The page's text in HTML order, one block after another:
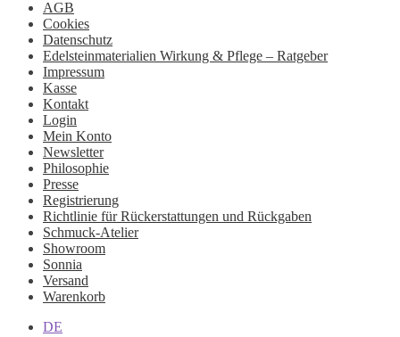
AGB
Cookies
Datenschutz
Edelsteinmaterialien Wirkung & Pflege – Ratgeber
Impressum
Kasse
Kontakt
Login
Mein Konto
Newsletter
Philosophie
Presse
Registrierung
Richtlinie für Rückerstattungen und Rückgaben
Schmuck-Atelier
Showroom
Sonnia
Versand
Warenkorb
DE